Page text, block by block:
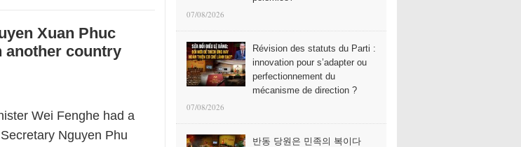
Xuan Phuc
another country
Wei Fenghe had a
Nguyen Phu
07/08/2026
Révision des statuts du Parti :
innovation pour s’adapter ou
perfectionnement du
mécanisme de direction ?
07/08/2026
반동 당원은 민족의 복이다